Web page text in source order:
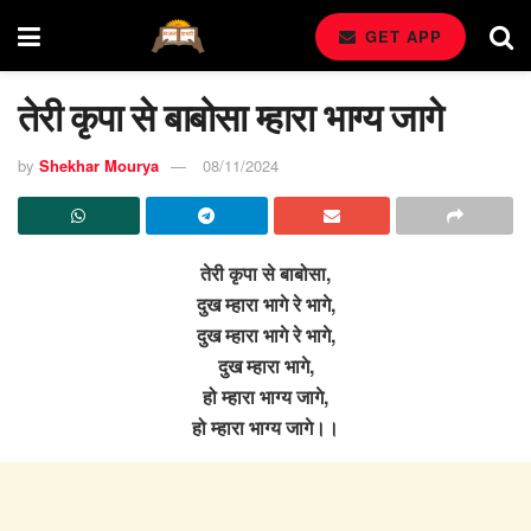
GET APP
तेरी कृपा से बाबोसा म्हारा भाग्य जागे
by Shekhar Mourya 08/11/2024
तेरी कृपा से बाबोसा,
दुख म्हारा भागे रे भागे,
दुख म्हारा भागे रे भागे,
दुख म्हारा भागे,
हो म्हारा भाग्य जागे,
हो म्हारा भाग्य जागे।।